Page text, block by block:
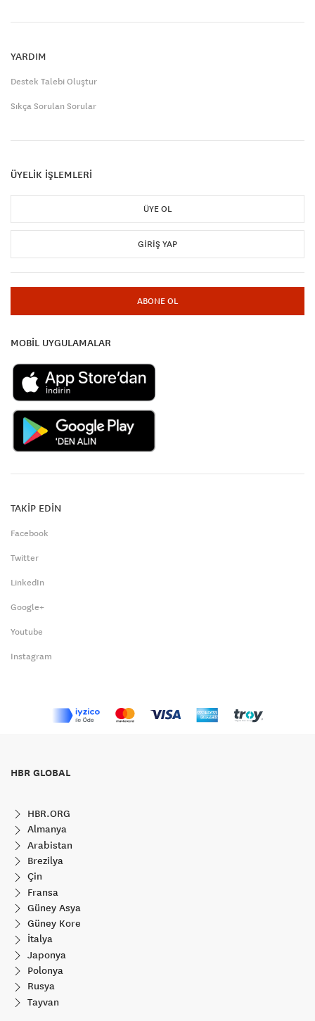
YARDIM
Destek Talebi Oluştur
Sıkça Sorulan Sorular
ÜYELİK İŞLEMLERİ
ÜYE OL
GIRIŞ YAP
ABONE OL
MOBİL UYGULAMALAR
TAKİP EDİN
Facebook
Twitter
LinkedIn
Google+
Youtube
Instagram
HBR GLOBAL
HBR.ORG
Almanya
Arabistan
Brezilya
Çin
Fransa
Güney Asya
Güney Kore
İtalya
Japonya
Polonya
Rusya
Tayvan